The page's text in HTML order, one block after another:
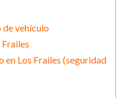
de vehículo
en Los Frailes (seguridad